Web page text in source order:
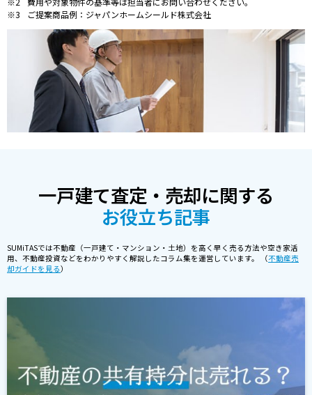
ご提案商品例：ジャパンホームシールド株式会社
一戸建て査定・売却に関する
お役立ち記事
SUMiTASでは不動産（一戸建て・マンション・土地）を高く早く売る方法や空き家活
用、不動産投資などをわかりやすく解説したコラム集を運営しています。 （不動産売
却ガイドを見る）